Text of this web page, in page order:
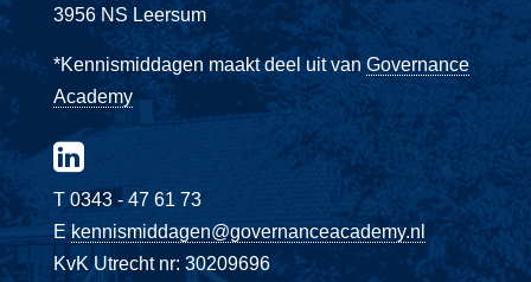
3956 NS Leersum
*Kennismiddagen maakt deel uit van Governance
Academy
T 0343 - 47 61 73
E kennismiddagen@governanceacademy.nl
KvK Utrecht nr: 30209696